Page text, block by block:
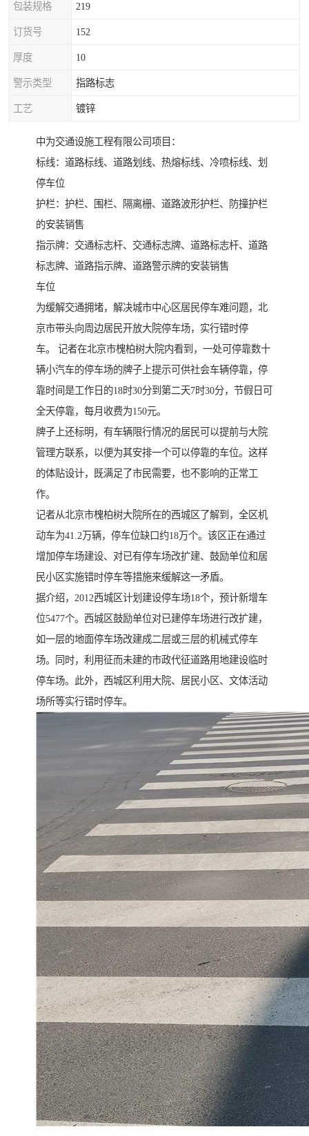
包装规格 219
订货号 152
厚度 10
警示类型 指路标志
工艺 镀锌
中为交通设施工程有限公司项目：
标线：道路标线、道路划线、热熔标线、冷喷标线、划
停车位
护栏：护栏、围栏、隔离栅、道路波形护栏、防撞护栏
的安装销售
指示牌：交通标志杆、交通标志牌、道路标志杆、道路
标志牌、道路指示牌、道路警示牌的安装销售
车位
为缓解交通拥堵，解决城市中心区居民停车难问题，北
京市带头向周边居民开放大院停车场，实行错时停
车。 记者在北京市槐柏树大院内看到，一处可停靠数十
辆小汽车的停车场的牌子上提示可供社会车辆停靠，停
靠时间是工作日的18时30分到第二天7时30分，节假日可
全天停靠，每月收费为150元。
牌子上还标明，有车辆限行情况的居民可以提前与大院
管理方联系，以便为其安排一个可以停靠的车位。这样
的体贴设计，既满足了市民需要，也不影响的正常工
作。
记者从北京市槐柏树大院所在的西城区了解到，全区机
动车为41.2万辆，停车位缺口约18万个。该区正在通过
增加停车场建设、对已有停车场改扩建、鼓励单位和居
民小区实施错时停车等措施来缓解这一矛盾。
据介绍，2012西城区计划建设停车场18个，预计新增车
位5477个。西城区鼓励单位对已建停车场进行改扩建，
如一层的地面停车场改建成二层或三层的机械式停车
场。同时，利用征而未建的市政代征道路用地建设临时
停车场。此外，西城区利用大院、居民小区、文体活动
场所等实行错时停车。